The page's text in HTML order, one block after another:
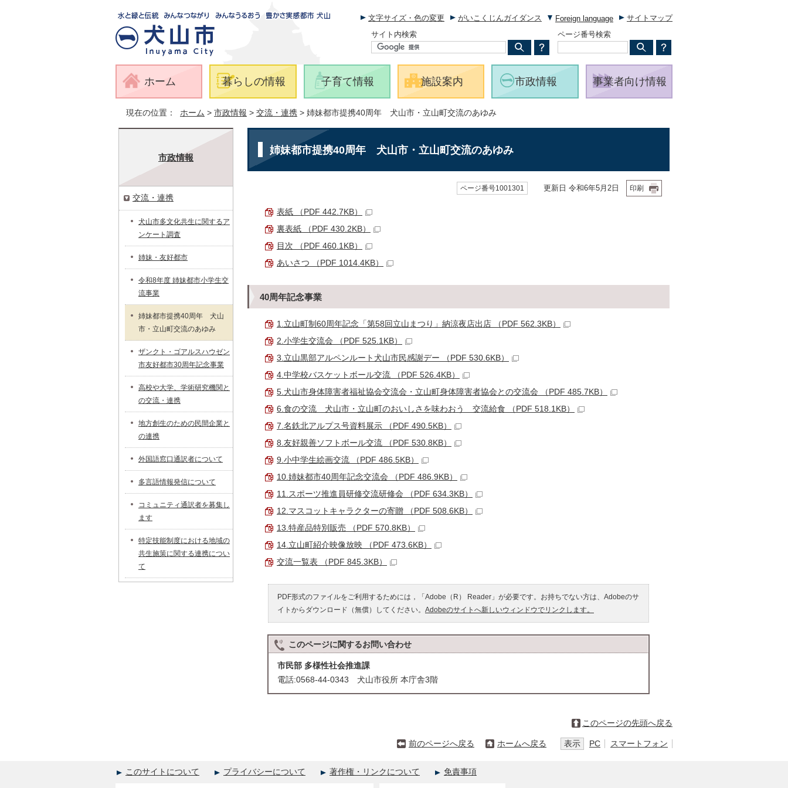
文字サイズ・色の変更 がいこくじんガイダンス Foreign language
サイトマップ
サイト内検索
ページ番号検索
ホーム 暮らしの情報 子育て情報 施設案内 市政情報 事業者向け情報
現在の位置： ホーム > 市政情報 > 交流・連携 > 姉妹都市提携40周年 犬山市・立山町交流のあゆみ
姉妹都市提携40周年 犬山市・立山町交流のあゆみ
ページ番号1001301 更新日 令和6年5月2日 印刷
表紙 （PDF 442.7KB）
裏表紙 （PDF 430.2KB）
目次 （PDF 460.1KB）
あいさつ （PDF 1014.4KB）
40周年記念事業
1.立山町制60周年記念「第58回立山まつり」納涼夜店出店 （PDF 562.3KB）
2.小学生交流会 （PDF 525.1KB）
3.立山黒部アルペンルート犬山市民感謝デー （PDF 530.6KB）
4.中学校バスケットボール交流 （PDF 526.4KB）
5.犬山市身体障害者福祉協会交流会・立山町身体障害者協会との交流会 （PDF 485.7KB）
6.食の交流 犬山市・立山町のおいしさを味わおう 交流給食 （PDF 518.1KB）
7.名鉄北アルプス号資料展示 （PDF 490.5KB）
8.友好親善ソフトボール交流 （PDF 530.8KB）
9.小中学生絵画交流 （PDF 486.5KB）
10.姉妹都市40周年記念交流会 （PDF 486.9KB）
11.スポーツ推進員研修交流研修会 （PDF 634.3KB）
12.マスコットキャラクターの寄贈 （PDF 508.6KB）
13.特産品特別販売 （PDF 570.8KB）
14.立山町紹介映像放映 （PDF 473.6KB）
交流一覧表 （PDF 845.3KB）
PDF形式のファイルをご利用するためには，「Adobe（R） Reader」が必要です。お持ちでない方は、Adobeのサ
イトからダウンロード（無償）してください。 Adobeのサイトへ新しいウィンドウでリンクします。
このページに関するお問い合わせ
市民部 多様性社会推進課
電話:0568-44-0343 犬山市役所 本庁舎3階
市政情報
交流・連携
犬山市多文化共生に関するア
ンケート調査
姉妹・友好都市
令和8年度 姉妹都市小学生交
流事業
姉妹都市提携40周年 犬山
市・立山町交流のあゆみ
ザンクト・ゴアルスハウゼン
市友好都市30周年記念事業
高校や大学、学術研究機関と
の交流・連携
地方創生のための民間企業と
の連携
外国語窓口通訳者について
多言語情報発信について
コミュニティ通訳者を募集し
ます
特定技能制度における地域の
共生施策に関する連携につい
て
このページの先頭へ戻る
前のページへ戻る ホームへ戻る 表示 PC スマートフォン
このサイトについて プライバシーについて 著作権・リンクについて 免責事項